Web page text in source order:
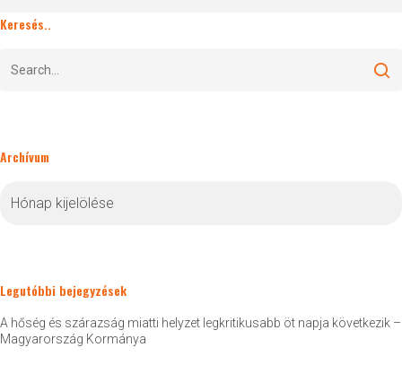
Keresés..
Archívum
Legutóbbi bejegyzések
A hőség és szárazság miatti helyzet legkritikusabb öt napja következik –
Magyarország Kormánya